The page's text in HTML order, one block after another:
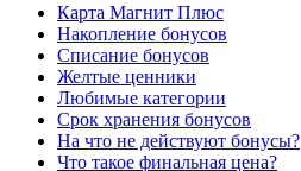
Карта Магнит Плюс
Накопление бонусов
Списание бонусов
Желтые ценники
Любимые категории
Срок хранения бонусов
На что не действуют бонусы?
Что такое финальная цена?